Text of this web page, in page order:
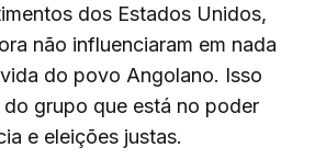
dos Estados Unidos,
não influenciaram em nada
do povo Angolano. Isso
grupo que está no poder
e eleições justas.